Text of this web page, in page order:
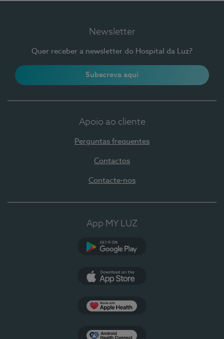
Newsletter
Quer receber a newsletter do Hospital da Luz?
Subscreva aqui
Apoio ao cliente
Perguntas frequentes
Contactos
Contacte-nos
App MY LUZ